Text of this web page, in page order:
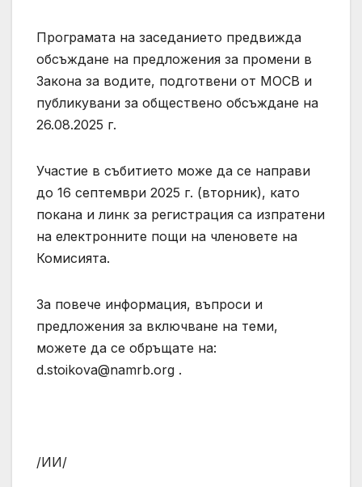
Програмата на заседанието предвижда
обсъждане на предложения за промени в
Закона за водите, подготвени от МОСВ и
публикувани за обществено обсъждане на
26.08.2025 г.
Участие в събитието може да се направи
до 16 септември 2025 г. (вторник), като
покана и линк за регистрация са изпратени
на електронните пощи на членовете на
Комисията.
За повече информация, въпроси и
предложения за включване на теми,
можете да се обръщате на:
d.stoikova@namrb.org .
/ИИ/